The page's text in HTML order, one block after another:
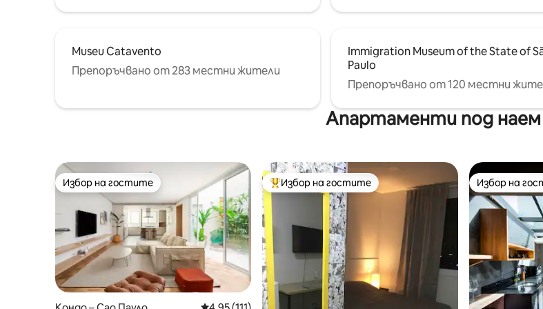
Museu Catavento
Препоръчвано от 283 местни жители
Immigration Museum of the State of
Paulo
Препоръчвано от 120 местни
Апартаменти под наем
Избор на гостите
Избор на гостите Най-популярен избор на гостите
Избор на гостите Избор на
Избор на